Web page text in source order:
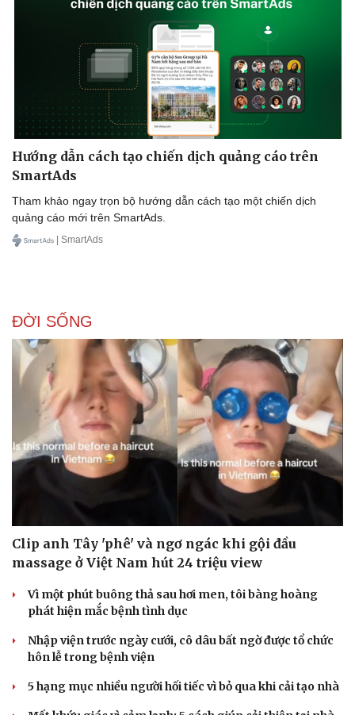
Doanh nghiệp
Thông tin doanh nghiệp
Doanh nghiệp 24h
Doanh nhân
Vì cộng đồng
Công nghệ
Sành điệu
Tin Công nghệ
Trải nghiệm
Hướng dẫn cách tạo chiến dịch quảng cáo trên
SmartAds
Tham khảo ngay trọn bộ hướng dẫn cách tạo một chiến dịch
quảng cáo mới trên SmartAds.
| SmartAds
ĐỜI SỐNG
Clip anh Tây 'phê' và ngơ ngác khi gội đầu
massage ở Việt Nam hút 24 triệu view
Vì một phút buông thả sau hơi men, tôi bàng hoàng
phát hiện mắc bệnh tình dục
Nhập viện trước ngày cưới, cô dâu bất ngờ được tổ chức
hôn lễ trong bệnh viện
5 hạng mục nhiều người hối tiếc vì bỏ qua khi cải tạo nhà